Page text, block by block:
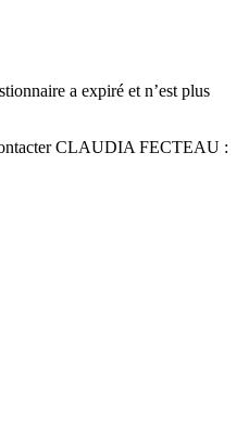
a expiré et n’est plus
CLAUDIA FECTEAU :